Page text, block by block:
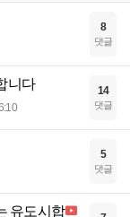
8
댓글
니다 14
댓글
5
댓글
유도시합